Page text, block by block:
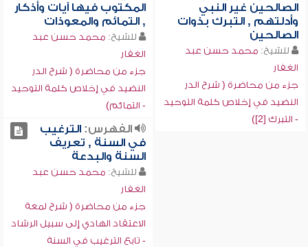
الصالحين غير النبي
وأدلتهم , التبرك بذوات
الصالحين
للشيخ: محمد حسن عبد
الغفار
جزء من محاضرة ( شرح الدر
النضيد في إخلاص كلمة التوحيد
- التبرك [2])
المكتوب فيها آيات وأذكار
, التمائم والمعوذات
للشيخ: محمد حسن عبد
الغفار
جزء من محاضرة ( شرح الدر
النضيد في إخلاص كلمة التوحيد
- التمائم)
الفهرس:الترغيب
في السنة , تعريف
السنة والبدعة
للشيخ: محمد حسن عبد
الغفار
جزء من محاضرة ( شرح لمعة
الاعتقاد الهادي إلى سبيل الرشاد
- تابع الترغيب في السنة